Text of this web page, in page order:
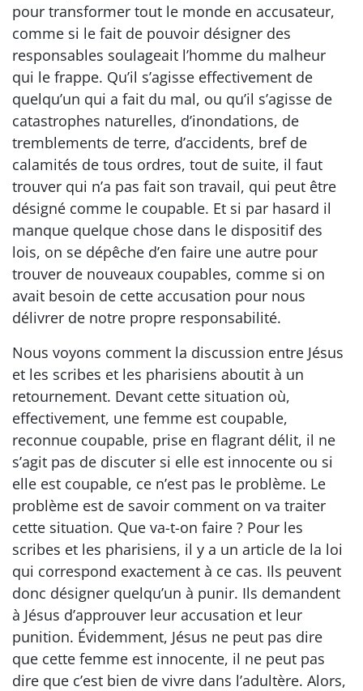
pour transformer tout le monde en accusateur,
comme si le fait de pouvoir désigner des
responsables soulageait l’homme du malheur
qui le frappe. Qu’il s’agisse effectivement de
quelqu’un qui a fait du mal, ou qu’il s’agisse de
catastrophes naturelles, d’inondations, de
tremblements de terre, d’accidents, bref de
calamités de tous ordres, tout de suite, il faut
trouver qui n’a pas fait son travail, qui peut être
désigné comme le coupable. Et si par hasard il
manque quelque chose dans le dispositif des
lois, on se dépêche d’en faire une autre pour
trouver de nouveaux coupables, comme si on
avait besoin de cette accusation pour nous
délivrer de notre propre responsabilité.
Nous voyons comment la discussion entre Jésus
et les scribes et les pharisiens aboutit à un
retournement. Devant cette situation où,
effectivement, une femme est coupable,
reconnue coupable, prise en flagrant délit, il ne
s’agit pas de discuter si elle est innocente ou si
elle est coupable, ce n’est pas le problème. Le
problème est de savoir comment on va traiter
cette situation. Que va-t-on faire ? Pour les
scribes et les pharisiens, il y a un article de la loi
qui correspond exactement à ce cas. Ils peuvent
donc désigner quelqu’un à punir. Ils demandent
à Jésus d’approuver leur accusation et leur
punition. Évidemment, Jésus ne peut pas dire
que cette femme est innocente, il ne peut pas
dire que c’est bien de vivre dans l’adultère. Alors,